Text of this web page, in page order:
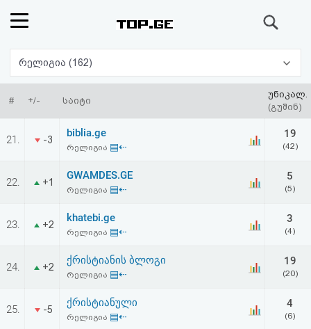
რეიტინგი
(მთავარი)
ფოსტა
პასუხი
ავტორიზაცია
რეგისტრაცია
პაროლის
აღდგენა
რელიგია (162)
# +/- საიტი
უნიკალ.
(გუშინ)
21. -3
biblia.ge
რელიგია ▤⇠
19
(42)
22. +1
GWAMDES.GE
რელიგია ▤⇠
5
(5)
23. +2
khatebi.ge
რელიგია ▤⇠
3
(4)
24. +2
ქრისტიანის ბლოგი
რელიგია ▤⇠
19
(20)
25. -5
ქრისტიანული
რელიგია ▤⇠
4
(6)